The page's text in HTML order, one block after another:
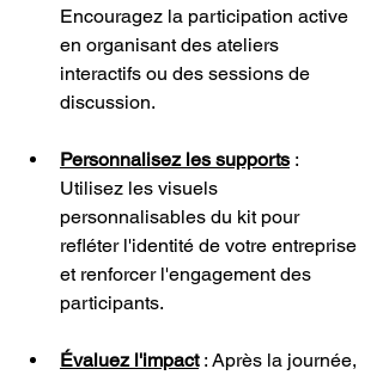
Encouragez la participation active
en organisant des ateliers
interactifs ou des sessions de
discussion.
Personnalisez les supports :
Utilisez les visuels
personnalisables du kit pour
refléter l'identité de votre entreprise
et renforcer l'engagement des
participants.
Évaluez l'impact : Après la journée,